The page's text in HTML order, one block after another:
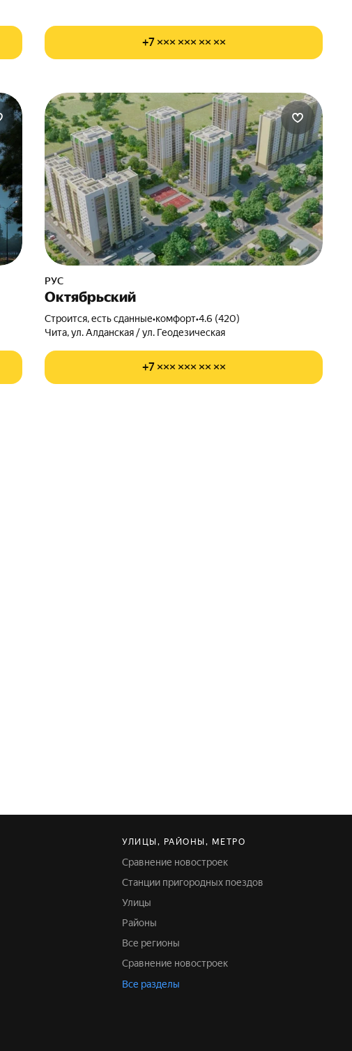
+7 ××× ××× ×× ××
РУС
Октябрьский
Строится, есть сданные•комфорт•4.6 (420)
Чита, ул. Алданская / ул. Геодезическая
+7 ××× ××× ×× ××
УЛИЦЫ, РАЙОНЫ, МЕТРО
Сравнение новостроек
Станции пригородных поездов
Улицы
Районы
Все регионы
Сравнение новостроек
Все разделы